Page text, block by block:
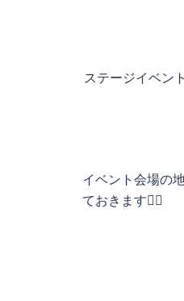
ステージイベン
イベント会場の
ておきます🙇‍♀️